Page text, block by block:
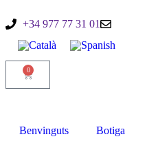
+34 977 77 31 01
0
Benvinguts Botiga